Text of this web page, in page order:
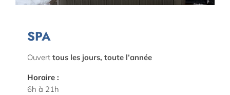
SPA
Ouvert tous les jours, toute l’année
Horaire :
6h à 21h